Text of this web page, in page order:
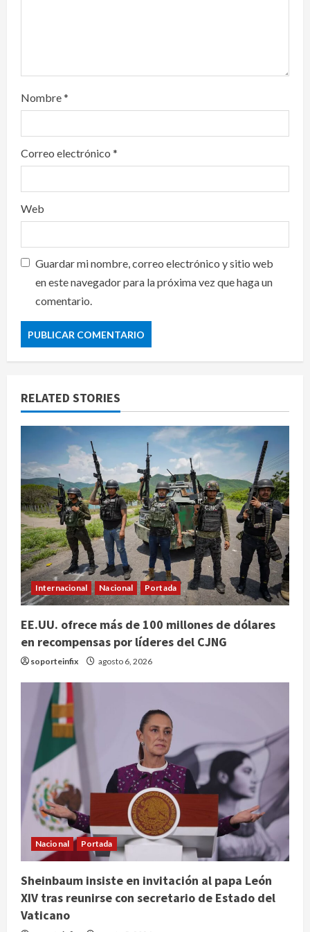
Nombre*
Correo electrónico *
Web
Guardar mi nombre, correo electrónico y sitio web
en este navegador para la próxima vez que haga un
comentario.
RELATED STORIES
Internacional Nacional Portada
EE.UU. ofrece más de 100 millones de dólares
en recompensas por líderes del CJNG
soporteinfix agosto 6, 2026
Nacional Portada
Sheinbaum insiste en invitación al papa León
XIV tras reunirse con secretario de Estado del
Vaticano
Publican artículo sobre adaptar la
vida social a la de los hijos
agosto 6, 2026